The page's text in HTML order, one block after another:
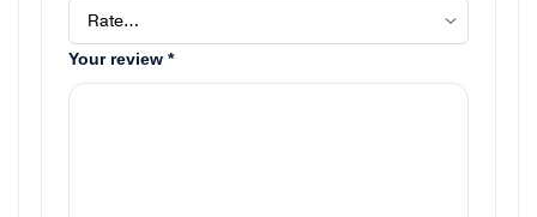
Your review *